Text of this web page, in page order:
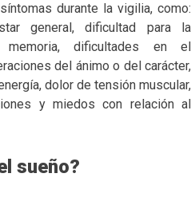
durante la vigilia, como:
general, dificultad para la
memoria, dificultades en el
del ánimo o del carácter,
dolor de tensión muscular,
y miedos con relación al
sueño?